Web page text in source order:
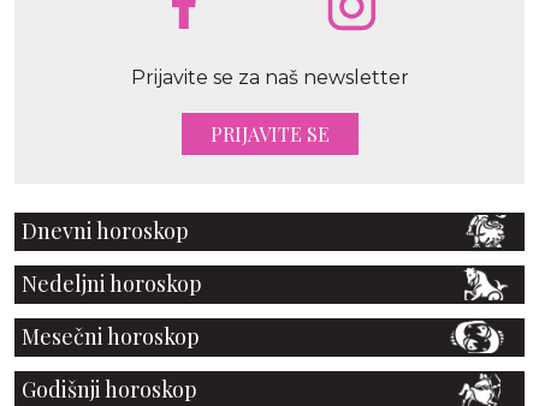
Prijavite se za naš newsletter
PRIJAVITE SE
Dnevni horoskop
Nedeljni horoskop
Mesečni horoskop
Godišnji horoskop